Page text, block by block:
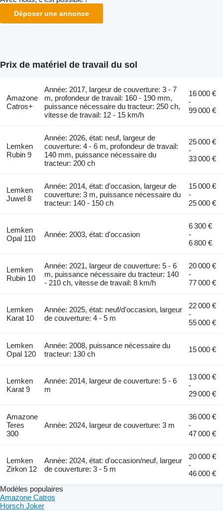
Déposer une annonce
Prix de matériel de travail du sol
Amazone
Catros+
Année: 2017, largeur de couverture: 3 - 7
m, profondeur de travail: 160 - 190 mm,
puissance nécessaire du tracteur: 250 ch,
vitesse de travail: 12 - 15 km/h
16 000 €
-
99 000 €
Lemken
Rubin 9
Année: 2026, état: neuf, largeur de
couverture: 4 - 6 m, profondeur de travail:
140 mm, puissance nécessaire du
tracteur: 200 ch
25 000 €
-
33 000 €
Lemken
Juwel 8
Année: 2014, état: d'occasion, largeur de
couverture: 3 m, puissance nécessaire du
tracteur: 140 - 150 ch
15 000 €
-
25 000 €
Lemken
Opal 110
Année: 2003, état: d'occasion
6 300 €
-
6 800 €
Lemken
Rubin 10
Année: 2021, largeur de couverture: 5 - 6
m, puissance nécessaire du tracteur: 140
- 210 ch, vitesse de travail: 8 km/h
20 000 €
-
77 000 €
Lemken
Karat 10
Année: 2025, état: neuf/d'occasion, largeur
de couverture: 4 - 5 m
22 000 €
-
55 000 €
Lemken
Opal 120
Année: 2008, puissance nécessaire du
tracteur: 130 ch
15 000 €
Lemken
Karat 9
Année: 2014, largeur de couverture: 5 - 6
m
13 000 €
-
29 000 €
Amazone
Teres
300
Année: 2024, largeur de couverture: 3 m
36 000 €
-
47 000 €
Lemken
Zirkon 12
Année: 2024, état: d'occasion/neuf, largeur
de couverture: 3 - 5 m
20 000 €
-
46 000 €
Modèles populaires
Amazone Catros
Horsch Joker